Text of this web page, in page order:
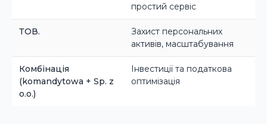
простий сервіс
ТОВ.
Захист персональних
активів, масштабування
Комбінація
(komandytowa + Sp. z
o.o.)
Інвестиції та податкова
оптимізація